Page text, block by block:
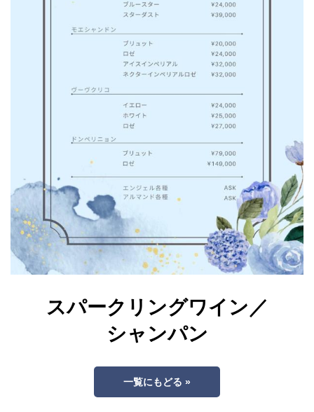
スパークリングワイン／
シャンパン
一覧にもどる »